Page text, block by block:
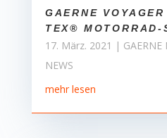
GAERNE
TEX® MOTORRAD-
17. März. 2021 | GAERNE
NEWS
mehr lesen